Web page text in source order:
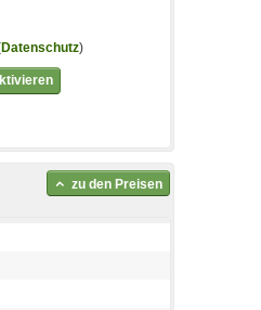
Datenschutz)
zu den Preisen